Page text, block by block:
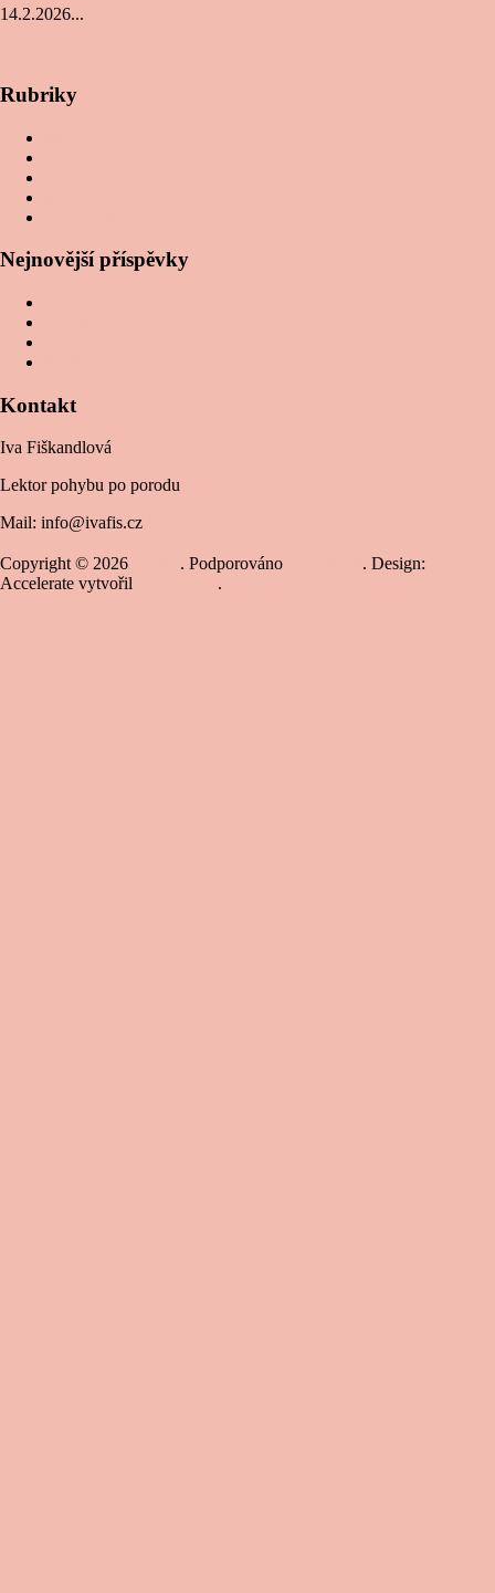
14.2.2026...
Rubriky
Nejnovější příspěvky
Kontakt
Iva Fiškandlová
Lektor pohybu po porodu
Mail: info@ivafis.cz
Copyright © 2026 . Podporováno
. Design:
Accelerate vytvořil
.